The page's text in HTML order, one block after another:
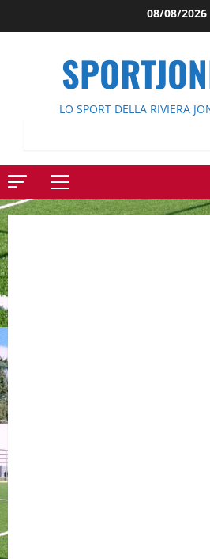
al
08/08/2026
LO SPORT DELLA RIVIERA
Menu
principale